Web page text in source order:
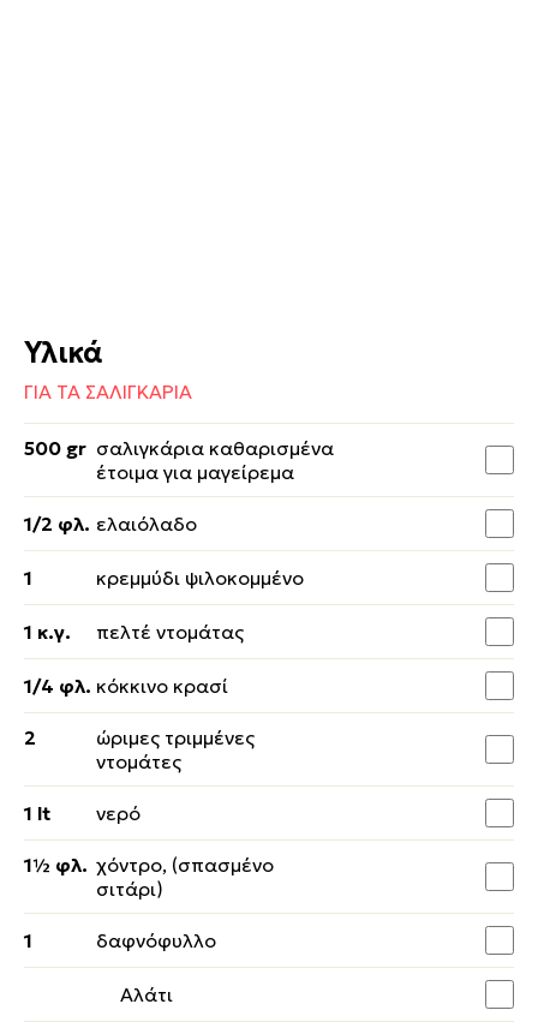
Υλικά
ΓΙΑ ΤΑ ΣΑΛΙΓΚΑΡΙΑ
500 gr σαλιγκάρια καθαρισμένα
έτοιμα για μαγείρεμα
1/2 φλ. ελαιόλαδο
1 κρεμμύδι ψιλοκομμένο
1 κ.γ. πελτέ ντομάτας
1/4 φλ. κόκκινο κρασί
2
ώριμες τριμμένες
ντομάτες
1 lt νερό
1½ φλ. χόντρο, (σπασμένο
σιτάρι)
1 δαφνόφυλλο
Αλάτι